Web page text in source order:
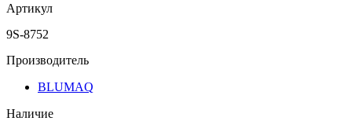
Артикул
9S-8752
Производитель
BLUMAQ
Наличие